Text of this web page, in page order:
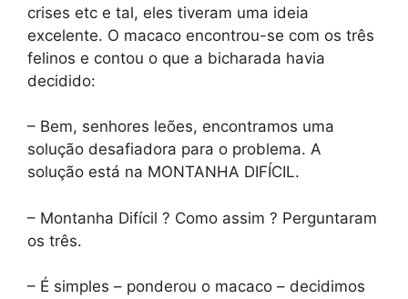
crises etc e tal, eles tiveram uma ideia
excelente. O macaco encontrou-se com os três
felinos e contou o que a bicharada havia
decidido:
– Bem, senhores leões, encontramos uma
solução desafiadora para o problema. A
solução está na MONTANHA DIFÍCIL.
– Montanha Difícil ? Como assim ? Perguntaram
os três.
– É simples – ponderou o macaco – decidimos